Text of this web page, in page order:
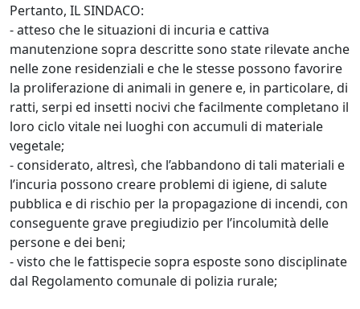
Pertanto, IL SINDACO:
- atteso che le situazioni di incuria e cattiva
manutenzione sopra descritte sono state rilevate anche
nelle zone residenziali e che le stesse possono favorire
la proliferazione di animali in genere e, in particolare, di
ratti, serpi ed insetti nocivi che facilmente completano il
loro ciclo vitale nei luoghi con accumuli di materiale
vegetale;
- considerato, altresì, che l’abbandono di tali materiali e
l’incuria possono creare problemi di igiene, di salute
pubblica e di rischio per la propagazione di incendi, con
conseguente grave pregiudizio per l’incolumità delle
persone e dei beni;
- visto che le fattispecie sopra esposte sono disciplinate
dal Regolamento comunale di polizia rurale;